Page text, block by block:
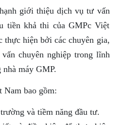
giới thiệu dịch vụ tư vấn
tiền khả thi của GMPc Việt
thực hiện bởi các chuyên gia,
chuyên nghiệp trong lĩnh
máy GMP.
Nam bao gồm:
và tiềm năng đầu tư.